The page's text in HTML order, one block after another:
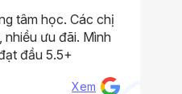
tâm học. Các chị
ưu đãi. Mình
đầu 5.5+
Xem